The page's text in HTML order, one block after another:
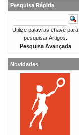
Pesquisa Rápida
Utilize palavras chave para
pesquisar Artigos.
Pesquisa Avançada
Novidades